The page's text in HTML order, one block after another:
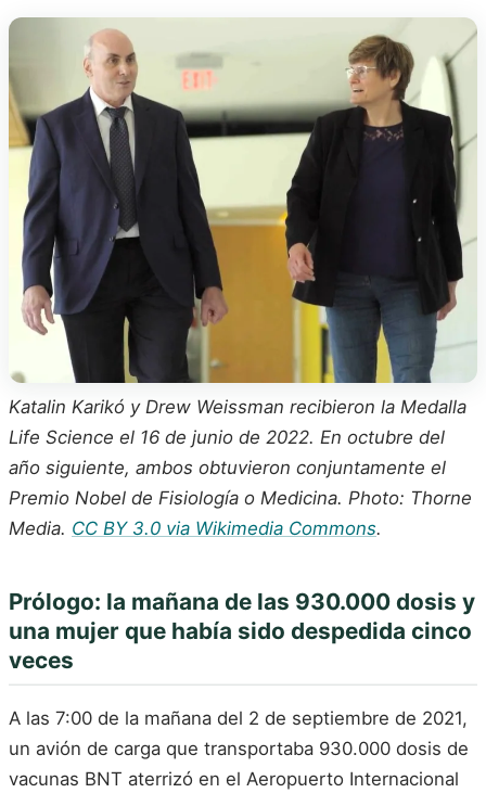
Katalin Karikó y Drew Weissman recibieron la Medalla
Life Science el 16 de junio de 2022. En octubre del
año siguiente, ambos obtuvieron conjuntamente el
Premio Nobel de Fisiología o Medicina. Photo: Thorne
Media. CC BY 3.0 via Wikimedia Commons.
Prólogo: la mañana de las 930.000 dosis y
una mujer que había sido despedida cinco
veces
A las 7:00 de la mañana del 2 de septiembre de 2021,
un avión de carga que transportaba 930.000 dosis de
vacunas BNT aterrizó en el Aeropuerto Internacional